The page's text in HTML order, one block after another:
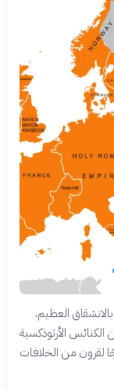
يُعرف بالانشقاق العظيم،
الكنائس الأرثوذكسية
لقرون من الخلافات